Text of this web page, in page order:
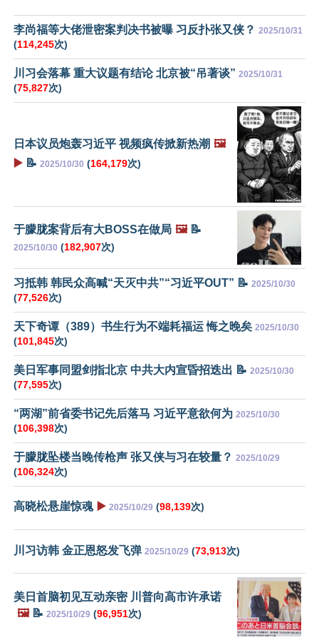
李尚福等大佬泄密案判决书被曝 习反扑张又侠？ 2025/10/31
(114,245次)
川习会落幕 重大议题有结论 北京被“吊著谈” 2025/10/31
(75,827次)
日本议员炮轰习近平 视频疯传掀新热潮 🖼️
▶️ 📝 2025/10/30 (164,179次)
于朦胧案背后有大BOSS在做局 🖼️📝
2025/10/30 (182,907次)
习抵韩 韩民众高喊“天灭中共”“习近平OUT” 📝 2025/10/30
(77,526次)
天下奇谭（389）书生行为不端耗福运 悔之晚矣 2025/10/30
(101,845次)
美日军事同盟剑指北京 中共大内宣昏招迭出 📝 2025/10/30
(77,595次)
“两湖”前省委书记先后落马 习近平意欲何为 2025/10/30
(106,398次)
于朦胧坠楼当晚传枪声 张又侠与习在较量？ 2025/10/29
(106,324次)
高晓松悬崖惊魂 ▶️ 2025/10/29 (98,139次)
川习访韩 金正恩怒发飞弹 2025/10/29 (73,913次)
美日首脑初见互动亲密 川普向高市许承诺
🖼️📝 2025/10/29 (96,951次)